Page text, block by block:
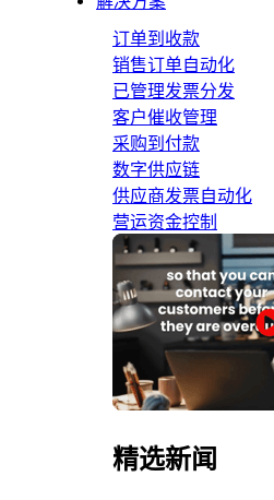
订单到收款
销售订单自动化
已管理发票分发
客户催收管理
采购到付款
数字供应链
供应商发票自动化
营运资金控制
精选新闻